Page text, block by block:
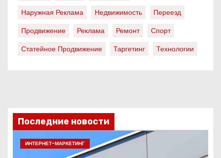
Наружная Реклама
Недвижимость
Переезд
Продвижение
Реклама Ремонт
Спорт
Статейное Продвижение
Таргетинг Технологии
Последние новости
ИНТЕРНЕТ-МАРКЕТИНГ